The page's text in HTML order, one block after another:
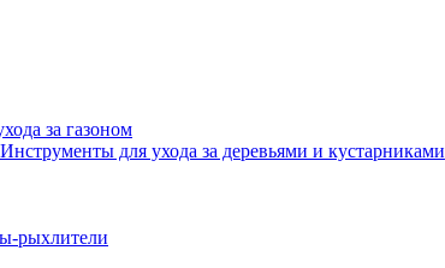
за газоном
Инструменты для ухода за деревьями и кустарниками
рыхлители